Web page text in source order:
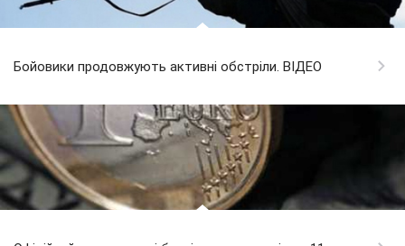
Бойовики продовжують активні обстріли. ВІДЕО